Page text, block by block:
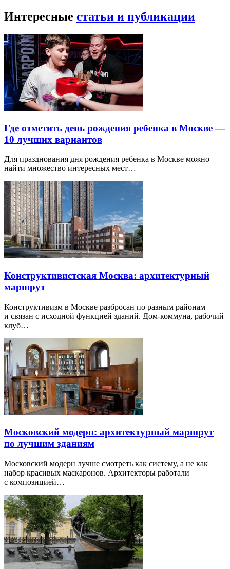
Интересные статьи и публикации
Где отметить день рождения ребенка в Москве —
10 лучших вариантов
Для празднования дня рождения ребенка в Москве можно
найти множество интересных мест…
Конструктивистская Москва: архитектурный
маршрут
Конструктивизм в Москве разбросан по разным районам
и связан с исходной функцией зданий. Дом-коммуна, рабочий
клуб…
Московский модерн: архитектурный маршрут
по лучшим зданиям
Московский модерн лучше смотреть как систему, а не как
набор красивых маскаронов. Архитекторы работали
с композицией…